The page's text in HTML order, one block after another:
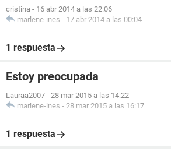
cristina - 16 abr 2014 a las 22:06
marlene-ines - 17 abr 2014 a las 00:04
1 respuesta
Estoy preocupada
Lauraa2007 - 28 mar 2015 a las 14:22
marlene-ines - 28 mar 2015 a las 16:17
1 respuesta